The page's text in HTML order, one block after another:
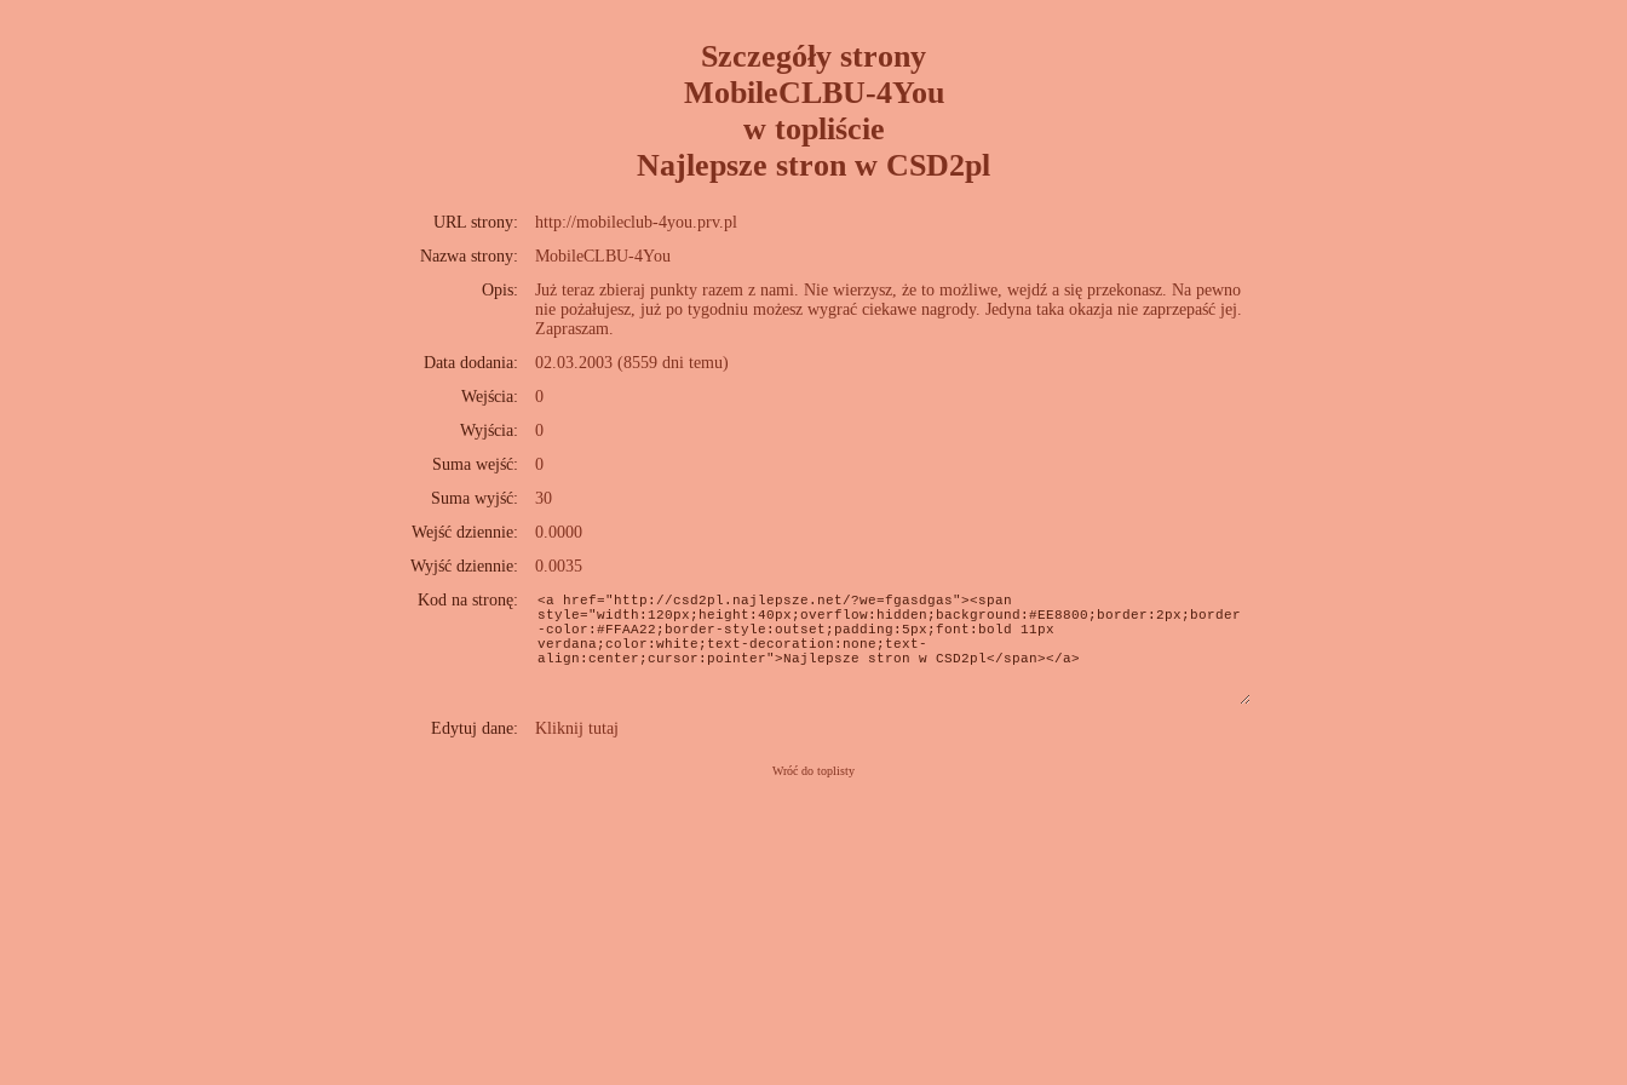
Szczegóły strony
MobileCLBU-4You
w topliście
Najlepsze stron w CSD2pl
URL strony:
http://mobileclub-4you.prv.pl
Nazwa strony:
MobileCLBU-4You
Opis:
Już teraz zbieraj punkty razem z nami. Nie wierzysz, że to możliwe, wejdź a się przekonasz. Na pewno
nie pożałujesz, już po tygodniu możesz wygrać ciekawe nagrody. Jedyna taka okazja nie zaprzepaść jej.
Zapraszam.
Data dodania:
02.03.2003 (8559 dni temu)
Wejścia:
0
Wyjścia:
0
Suma wejść:
0
Suma wyjść:
30
Wejść dziennie:
0.0000
Wyjść dziennie:
0.0035
Kod na stronę:
Edytuj dane: Kliknij tutaj
Wróć do toplisty